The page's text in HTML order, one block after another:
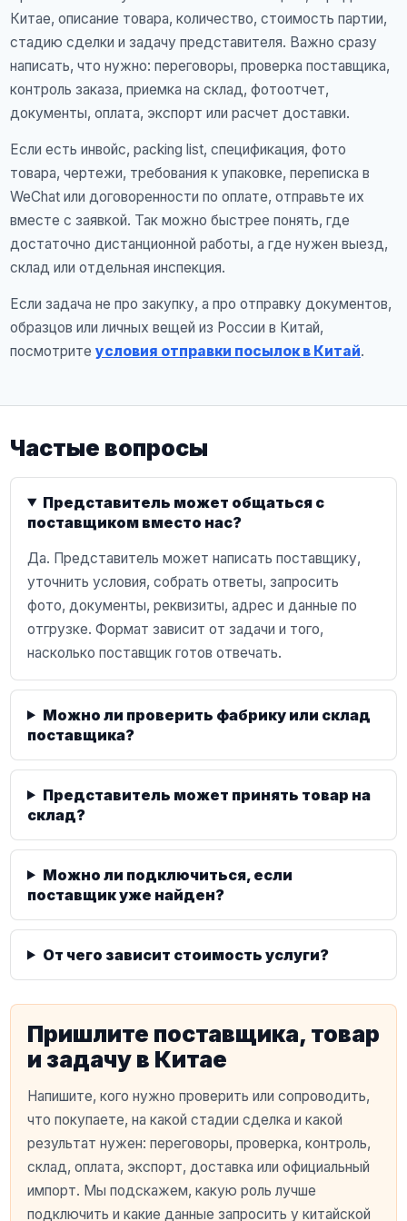
Китае, описание товара, количество, стоимость партии,
стадию сделки и задачу представителя. Важно сразу
написать, что нужно: переговоры, проверка поставщика,
контроль заказа, приемка на склад, фотоотчет,
документы, оплата, экспорт или расчет доставки.
Если есть инвойс, packing list, спецификация, фото
товара, чертежи, требования к упаковке, переписка в
WeChat или договоренности по оплате, отправьте их
вместе с заявкой. Так можно быстрее понять, где
достаточно дистанционной работы, а где нужен выезд,
склад или отдельная инспекция.
Если задача не про закупку, а про отправку документов,
образцов или личных вещей из России в Китай,
посмотрите условия отправки посылок в Китай.
Частые вопросы
Представитель может общаться с
поставщиком вместо нас?
Да. Представитель может написать поставщику,
уточнить условия, собрать ответы, запросить
фото, документы, реквизиты, адрес и данные по
отгрузке. Формат зависит от задачи и того,
насколько поставщик готов отвечать.
Можно ли проверить фабрику или склад
поставщика?
Представитель может принять товар на
склад?
Можно ли подключиться, если
поставщик уже найден?
От чего зависит стоимость услуги?
Пришлите поставщика, товар
и задачу в Китае
Напишите, кого нужно проверить или сопроводить,
что покупаете, на какой стадии сделка и какой
результат нужен: переговоры, проверка, контроль,
склад, оплата, экспорт, доставка или официальный
импорт. Мы подскажем, какую роль лучше
подключить и какие данные запросить у китайской